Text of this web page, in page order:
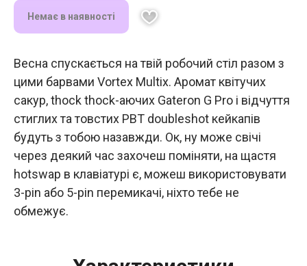
Немає в наявності
Весна спускається на твій робочий стіл разом з
цими барвами Vortex Multix. Аромат квітучих
сакур, thock thock-аючих Gateron G Pro і відчуття
стиглих та товстих PBT doubleshot кейкапів
будуть з тобою назавжди. Ок, ну може свічі
через деякий час захочеш поміняти, на щастя
hotswap в клавіатурі є, можеш використовувати
3-pin або 5-pin перемикачі, ніхто тебе не
обмежує.